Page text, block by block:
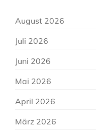
August 2026
Juli 2026
Juni 2026
Mai 2026
April 2026
März 2026